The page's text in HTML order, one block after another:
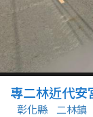
2026 台中降價好
2026 高雄降價好屋
縣市
不限
專二林近代安
彰化縣
二林鎮